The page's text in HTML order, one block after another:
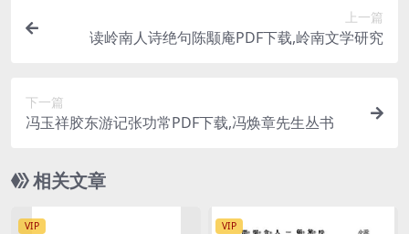
上一篇
读岭南人诗绝句陈颙庵PDF下载,岭南文学研究
下一篇
冯玉祥胶东游记张功常PDF下载,冯焕章先生丛书
相关文章
VIP VIP